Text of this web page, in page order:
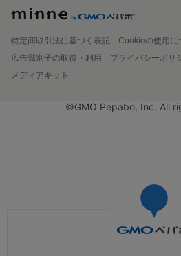
特定商取引法に基づく表記
Cookieの使用に
広告識別子の取得・利用
プライバシーポリ
メディアキット
©GMO Pepabo, Inc. All